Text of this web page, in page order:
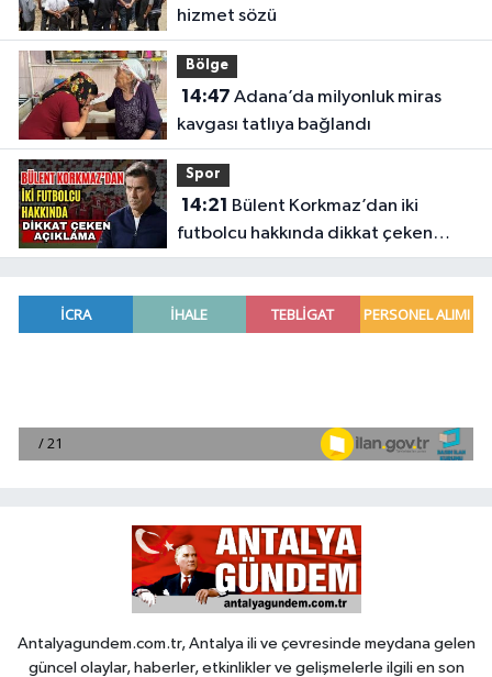
hizmet sözü
Bölge
14:47
kavgası tatlıya bağlandı
Spor
14:21
futbolcu hakkında dikkat çeken
açıklama
Antalyagundem.com.tr, Antalya ili ve çevresinde meydana gelen
güncel olaylar, haberler, etkinlikler ve gelişmelerle ilgili en son